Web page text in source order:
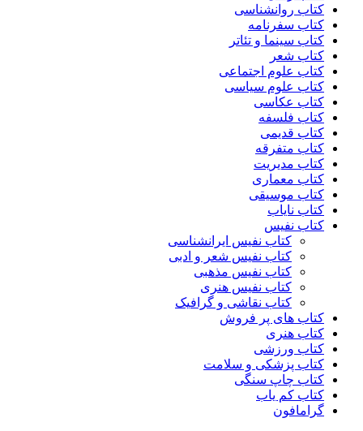
کتاب روانشناسی
کتاب سفرنامه
کتاب سینما و تئاتر
کتاب شعر
کتاب علوم اجتماعی
کتاب علوم سیاسی
کتاب عکاسی
کتاب فلسفه
کتاب قدیمی
کتاب متفرقه
کتاب مدیریت
کتاب معماری
کتاب موسیقی
کتاب نایاب
کتاب نفیس
کتاب نفیس ایرانشناسی
کتاب نفیس شعر و ادبی
کتاب نفیس مذهبی
کتاب نفیس هنری
کتاب نقاشی و گرافیک
کتاب های پر فروش
کتاب هنری
کتاب ورزشی
کتاب پزشکی و سلامت
کتاب چاپ سنگی
کتاب کم یاب
گرامافون